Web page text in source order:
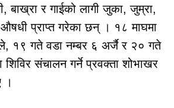
बाख्रा र गाईको लागी जुका, जुम्रा,
औषधी प्राप्त गरेका छन् । १८ माघमा
१९ गते वडा नम्बर ६ अर्जै र २० गते
शिविर संचालन गर्ने प्रवक्ता शोभाखर
।